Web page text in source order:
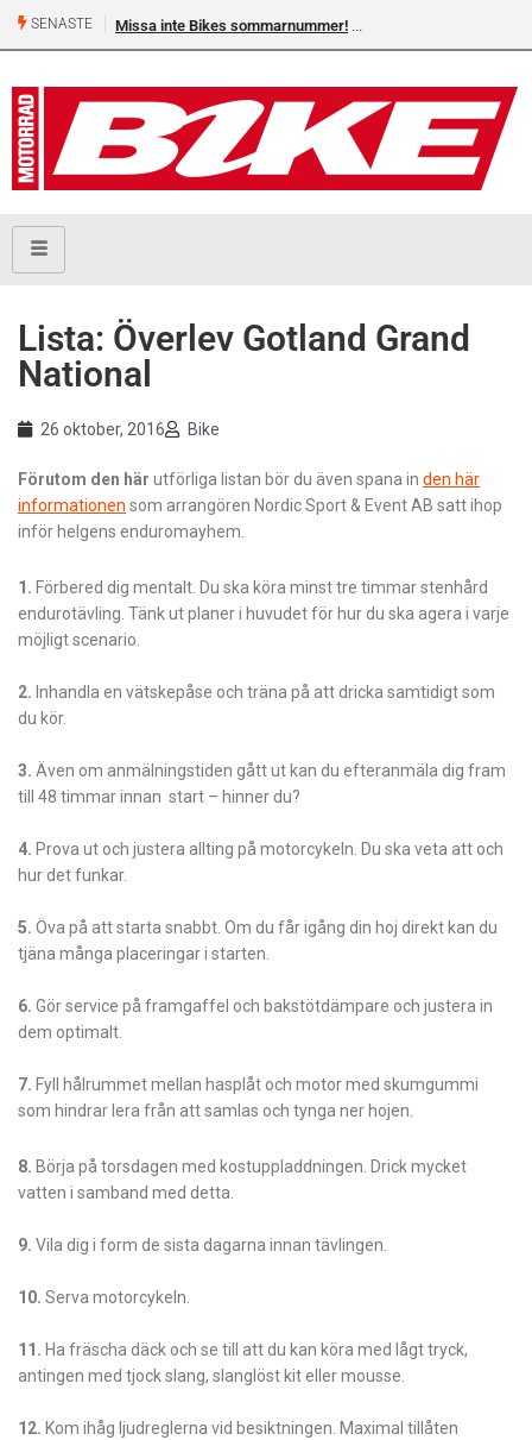
SENASTE Missa inte Bikes sommarnummer!
Lista: Överlev Gotland Grand
National
26 oktober, 2016 Bike
Förutom den här utförliga listan bör du även spana in den här
informationen som arrangören Nordic Sport & Event AB satt ihop
inför helgens enduromayhem.
1. Förbered dig mentalt. Du ska köra minst tre timmar stenhård
endurotävling. Tänk ut planer i huvudet för hur du ska agera i varje
möjligt scenario.
2. Inhandla en vätskepåse och träna på att dricka samtidigt som
du kör.
3. Även om anmälningstiden gått ut kan du efteranmäla dig fram
till 48 timmar innan start – hinner du?
4. Prova ut och justera allting på motorcykeln. Du ska veta att och
hur det funkar.
5. Öva på att starta snabbt. Om du får igång din hoj direkt kan du
tjäna många placeringar i starten.
6. Gör service på framgaffel och bakstötdämpare och justera in
dem optimalt.
7. Fyll hålrummet mellan hasplåt och motor med skumgummi
som hindrar lera från att samlas och tynga ner hojen.
8. Börja på torsdagen med kost­uppladdningen­. Drick mycket
vatten i samband med detta.
9. Vila dig i form de sista dagarna innan tävlingen.
10. Serva motorcykeln.
11. Ha fräscha däck och se till att du kan köra med lågt tryck,
antingen med tjock slang, slanglöst kit eller mousse.
12. Kom ihåg ljudreglerna vid besiktningen. Maximal tillåten